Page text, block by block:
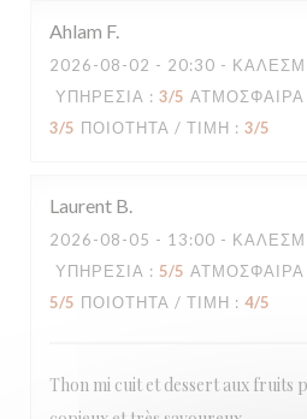
Ahlam F
2026-08-02 - 20:30 -
ΥΠΗΡΕΣΊΑ : 3/5 ΑΤΜΌΣΦΑΙΡΑ
3/5 ΠΟΙΌΤΗΤΑ / ΤΙΜΉ : 3/5
Laurent B
2026-08-05 - 13:00 -
ΥΠΗΡΕΣΊΑ : 5/5 ΑΤΜΌΣΦΑΙΡΑ
5/5 ΠΟΙΌΤΗΤΑ / ΤΙΜΉ : 4/5
Thon mi cuit et dessert aux fruits